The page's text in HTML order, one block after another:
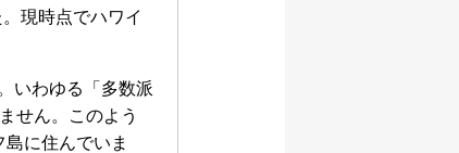
現時点でハワイ
いわゆる「多数派
せん。このよう
に住んでいま